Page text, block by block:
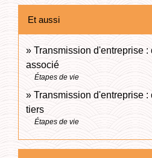
Et aussi
Transmission d'entreprise
associé
Étapes de vie
Transmission d'entreprise
tiers
Étapes de vie